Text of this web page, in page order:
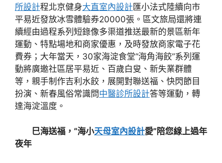
所設計程北京健身大直室內設計匯小法式陸續向市
平易近發放冰雪體驗券20000張。區文旅局還將連
續經由過程系列短錄像多渠道推送最新的景區新年
運動、特點場地和商家優惠，及時發放商家電子花
費券；大年當天，30家海淀食堂“海角海餃”系列運
動將廣邀社區居平易近、百歲白叟、新失業群體
等，親手制作吉利水餃，展開對聯送福、快閃節目
扮演、新春風俗常識問中醫診所設計答等運動，轉
達海淀溫度。
巳海送福，“海小天母室內設計愛”陪您線上過年
夜年